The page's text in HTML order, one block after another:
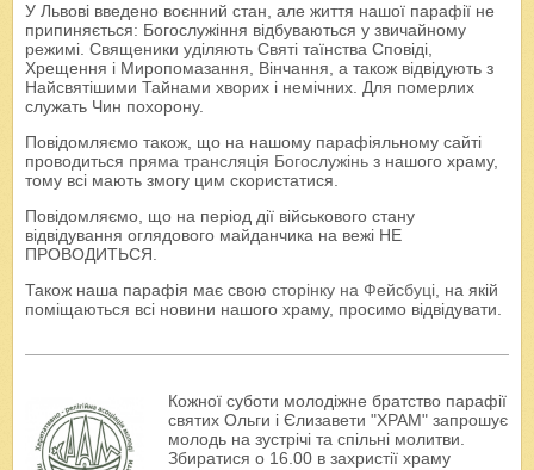
У Львові введено воєнний стан, але життя нашої парафії не
припиняється: Богослужіння відбуваються у звичайному
режимі. Священики уділяють Святі таїнства Сповіді,
Хрещення і Миропомазання, Вінчання, а також відвідують з
Найсвятішими Тайнами хворих і немічних. Для померлих
служать Чин похорону.
Повідомляємо також, що на нашому парафіяльному сайті
проводиться пряма трансляція Богослужінь з нашого храму,
тому всі мають змогу цим скористатися.
Повідомляємо, що на період дії військового стану
відвідування оглядового майданчика на вежі НЕ
ПРОВОДИТЬСЯ.
Також наша парафія має свою сторінку на Фейсбуці, на якій
поміщаються всі новини нашого храму, просимо відвідувати.
Кожної суботи молодіжне братство парафії
святих Ольги і Єлизавети "ХРАМ" запрошує
молодь на зустрічі та спільні молитви.
Збиратися о 16.00 в захристії храму